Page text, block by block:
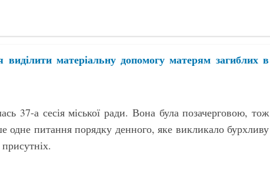
матеріальну допомогу матерям загиблих в
37-а сесія міської ради. Вона була позачерговою, тож
одне питання порядку денного, яке викликало бурхливу